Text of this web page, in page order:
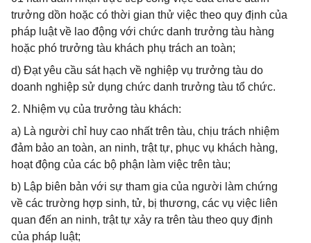
trưởng dồn hoặc có thời gian thử việc theo quy định của
pháp luật về lao động với chức danh trưởng tàu hàng
hoặc phó trưởng tàu khách phụ trách an toàn;
d) Đạt yêu cầu sát hạch về nghiệp vụ trưởng tàu do
doanh nghiệp sử dụng chức danh trưởng tàu tổ chức.
2. Nhiệm vụ của trưởng tàu khách:
a) Là người chỉ huy cao nhất trên tàu, chịu trách nhiệm
đảm bảo an toàn, an ninh, trật tự, phục vụ khách hàng,
hoạt động của các bộ phận làm việc trên tàu;
b) Lập biên bản với sự tham gia của người làm chứng
về các trường hợp sinh, tử, bị thương, các vụ việc liên
quan đến an ninh, trật tự xảy ra trên tàu theo quy định
của pháp luật;